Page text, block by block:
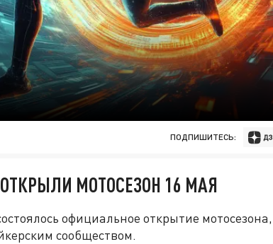
ПОДПИШИТЕСЬ:
МОТОСЕЗОН 16 МАЯ
официальное открытие мотосезона,
сообществом.